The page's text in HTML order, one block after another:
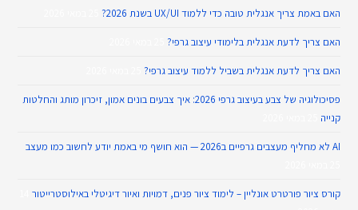
האם באמת צריך אנגלית טובה כדי ללמוד UX/UI בשנת 2026?
האם צריך לדעת אנגלית בלימודי עיצוב גרפי?
האם צריך לדעת אנגלית בשביל ללמוד עיצוב גרפי?
פסיכולוגיה של צבע בעיצוב גרפי 2026: איך צבעים בונים אמון, זיכרון מותג והחלטות
קנייה
AI לא מחליף מעצבים גרפיים ב2026 — הוא חושף מי באמת יודע לחשוב כמו מעצב
קורס ציור פורטרט אונליין – לימוד ציור פנים, דמויות ואיור דיגיטלי באילוסטרייטור